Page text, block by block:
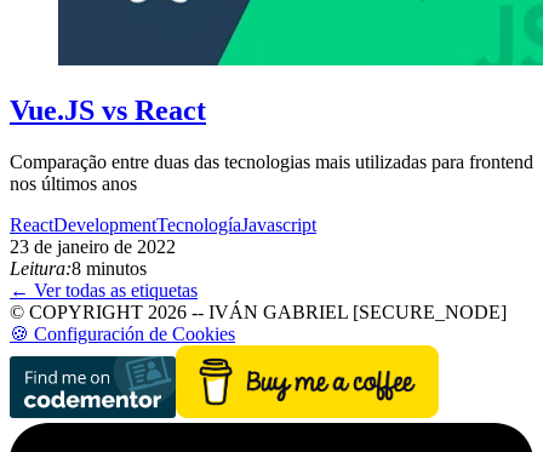
Vue.JS vs React
Comparação entre duas das tecnologias mais utilizadas para frontend
nos últimos anos
ReactDevelopmentTecnologíaJavascript
23 de janeiro de 2022
Leitura:8 minutos
← Ver todas as etiquetas
© COPYRIGHT 2026 -- IVÁN GABRIEL [SECURE_NODE]
🍪 Configuración de Cookies